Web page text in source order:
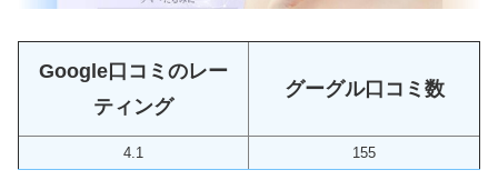
Google口コミのレー
ティング
グーグル口コミ数
4.1 155